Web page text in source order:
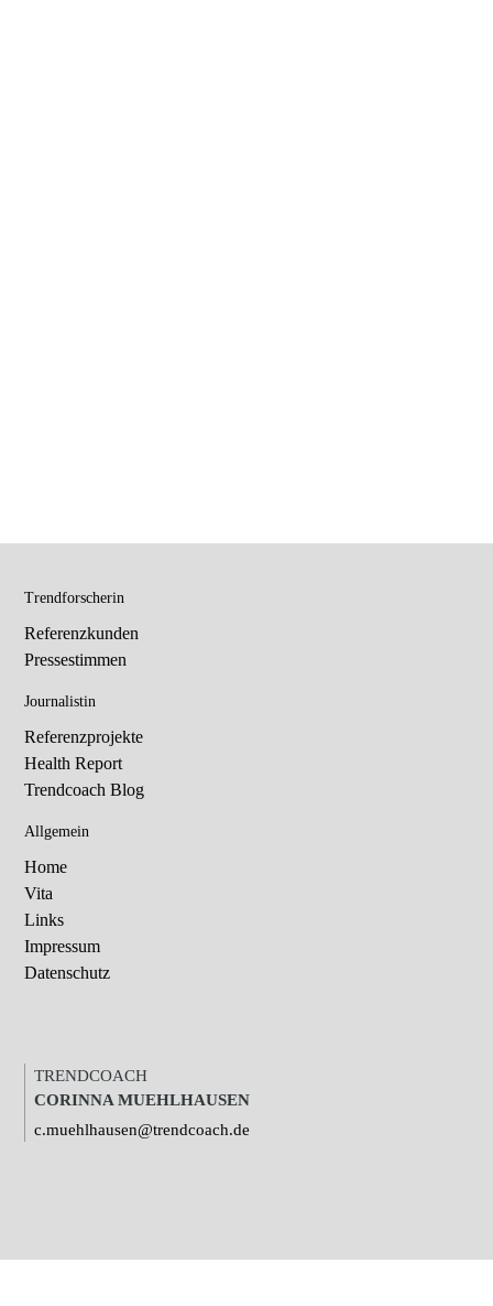
Trendforscherin
Referenzkunden
Pressestimmen
Journalistin
Referenzprojekte
Health Report
Trendcoach Blog
Allgemein
Home
Vita
Links
Impressum
Datenschutz
TRENDCOACH
CORINNA MUEHLHAUSEN
c.muehlhausen@trendcoach.de